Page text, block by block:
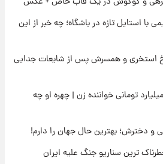
استایل تازه در باشگاه؛ چه خبر از این
استخری و همسرش پس از شایعات جدایی
جراحی زیبایی ۴۰ میلیارد تومانی خواننده زن | چهره او چه
بهترین حال جهان را دارم!
ترین سناریو جنگ علیه ایران